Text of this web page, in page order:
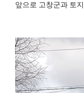
앞으로 고창군과 토